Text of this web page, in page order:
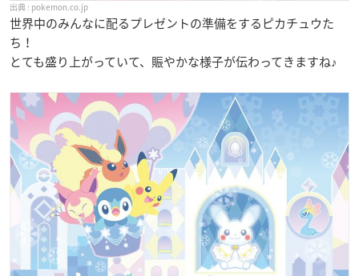
pokemon.co.jp
世界中のみんなに配るプレゼントの準備をするピカチュウた
ち！
とても盛り上がっていて、賑やかな様子が伝わってきますね♪